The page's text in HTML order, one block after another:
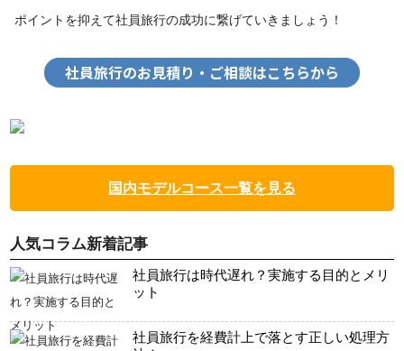
ポイントを抑えて社員旅行の成功に繋げていきましょう！
社員旅行のお見積り・ご相談はこちらから
国内モデルコース一覧を見る
人気コラム新着記事
社員旅行は時代遅れ？実施する目的とメリ
ット
社員旅行を経費計上で落とす正しい処理方